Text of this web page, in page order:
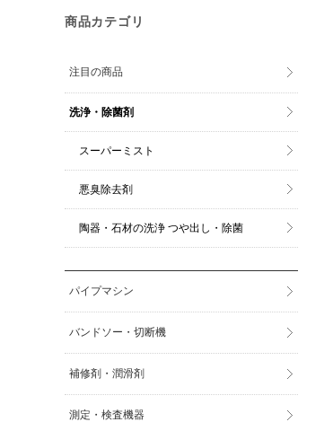
商品カテゴリ
注目の商品
洗浄・除菌剤
スーパーミスト
悪臭除去剤
陶器・石材の洗浄 つや出し・除菌
パイプマシン
バンドソー・切断機
補修剤・潤滑剤
測定・検査機器